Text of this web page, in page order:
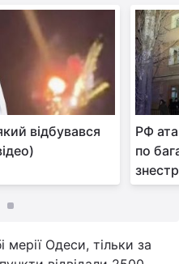
відбувався
РФ
по
мерії Одеси, тільки за